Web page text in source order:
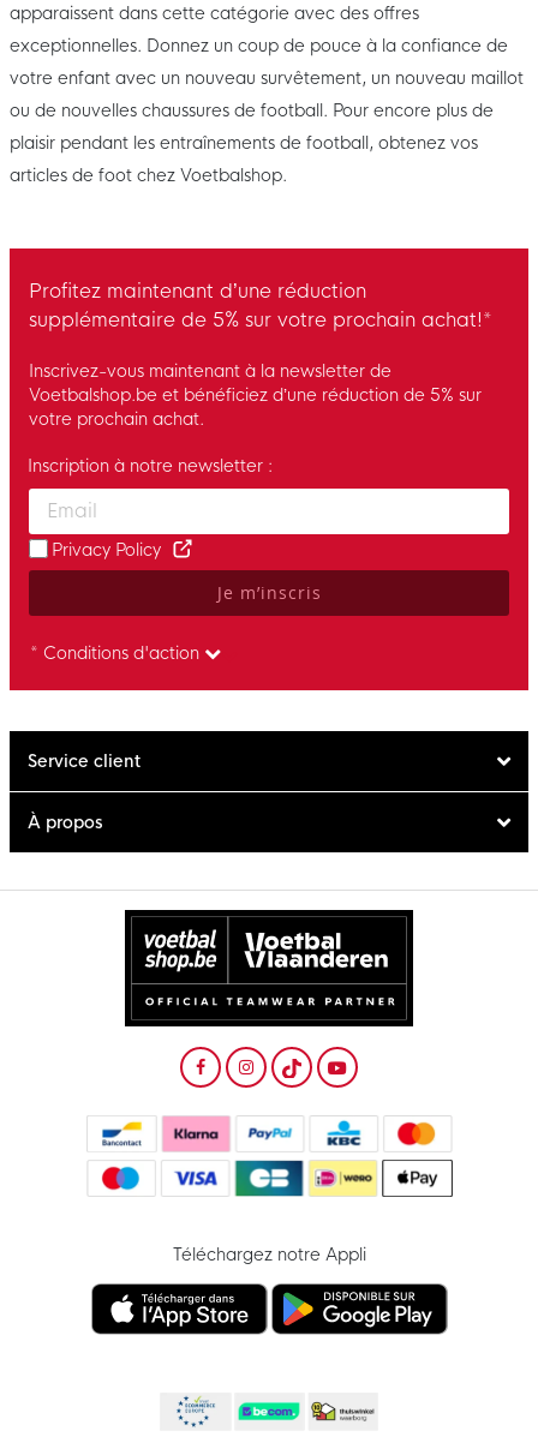
apparaissent dans cette catégorie avec des offres
exceptionnelles. Donnez un coup de pouce à la confiance de
votre enfant avec un nouveau survêtement, un nouveau maillot
ou de nouvelles chaussures de football. Pour encore plus de
plaisir pendant les entraînements de football, obtenez vos
articles de foot chez Voetbalshop.
Profitez maintenant d’une réduction
supplémentaire de 5% sur votre prochain achat!*
Inscrivez-vous maintenant à la newsletter de
Voetbalshop.be et bénéficiez d’une réduction de 5% sur
votre prochain achat.
Enter your email and accept the privacy policy to subscribe to
Inscription à notre newsletter :
Privacy Policy
Je m’inscris
* Conditions d'action
Service client
À propos
Téléchargez notre Appli